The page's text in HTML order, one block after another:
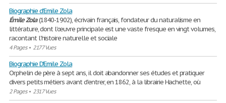
Biographie d'Emile Zola
ÉmileZola(1840-1902), écrivain français, fondateur du naturalisme en
littérature, dont l’œuvre principale est une vaste fresque en vingt volumes,
racontant l’histoire naturelle et sociale
4 Pages• 2177 Vues
Biographie D'Emile Zola
Orphelin de père à sept ans, il doit abandonner ses études et pratiquer
divers petits métiers avant d’entrer, en 1862, à la librairie Hachette, où
2 Pages• 2317 Vues